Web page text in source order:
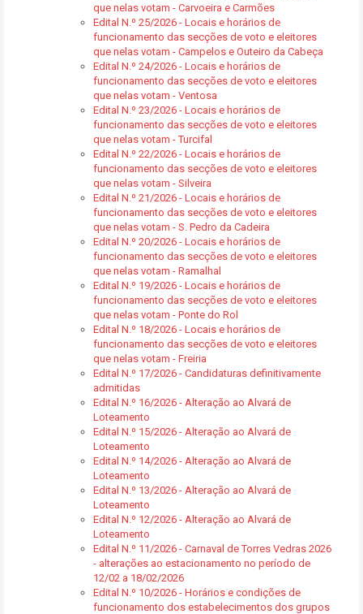
que nelas votam - Carvoeira e Carmões
Edital N.º 25/2026 - Locais e horários de
funcionamento das secções de voto e eleitores
que nelas votam - Campelos e Outeiro da Cabeça
Edital N.º 24/2026 - Locais e horários de
funcionamento das secções de voto e eleitores
que nelas votam - Ventosa
Edital N.º 23/2026 - Locais e horários de
funcionamento das secções de voto e eleitores
que nelas votam - Turcifal
Edital N.º 22/2026 - Locais e horários de
funcionamento das secções de voto e eleitores
que nelas votam - Silveira
Edital N.º 21/2026 - Locais e horários de
funcionamento das secções de voto e eleitores
que nelas votam - S. Pedro da Cadeira
Edital N.º 20/2026 - Locais e horários de
funcionamento das secções de voto e eleitores
que nelas votam - Ramalhal
Edital N.º 19/2026 - Locais e horários de
funcionamento das secções de voto e eleitores
que nelas votam - Ponte do Rol
Edital N.º 18/2026 - Locais e horários de
funcionamento das secções de voto e eleitores
que nelas votam - Freiria
Edital N.º 17/2026 - Candidaturas definitivamente
admitidas
Edital N.º 16/2026 - Alteração ao Alvará de
Loteamento
Edital N.º 15/2026 - Alteração ao Alvará de
Loteamento
Edital N.º 14/2026 - Alteração ao Alvará de
Loteamento
Edital N.º 13/2026 - Alteração ao Alvará de
Loteamento
Edital N.º 12/2026 - Alteração ao Alvará de
Loteamento
Edital N.º 11/2026 - Carnaval de Torres Vedras 2026
- alterações ao estacionamento no período de
12/02 a 18/02/2026
Edital N.º 10/2026 - Horários e condições de
funcionamento dos estabelecimentos dos grupos